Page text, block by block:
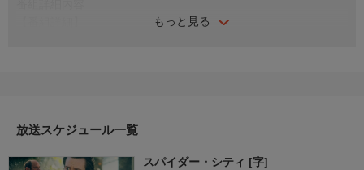
もっと見る
【出演】トレイシー・ゴールド、エドワード・ファーロング、バ
放送スケジュール一覧
スパイダー・シティ [字]